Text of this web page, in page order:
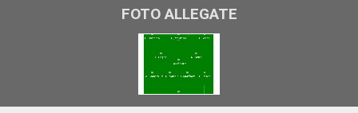
FOTO ALLEGATE